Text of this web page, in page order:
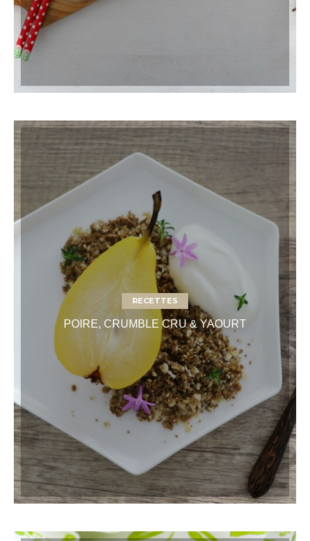
RECETTES
POIRE, CRUMBLE CRU & YAOURT